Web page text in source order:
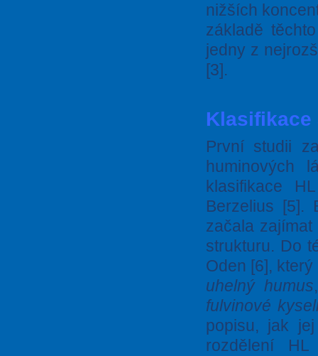
nižších
základě
jedny z
[3].
Klasifikace
První studii
huminových
klasifikace
Berzelius [5].
začala
strukturu. Do
Oden [6],
uhelný humus
fulvinové
popisu, jak
rozdělení